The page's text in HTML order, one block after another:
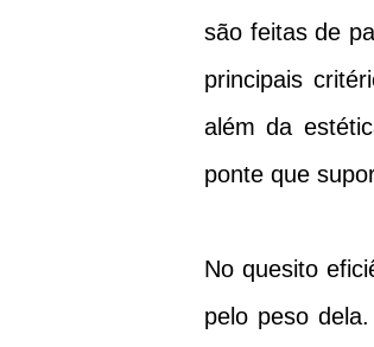
são feitas de
principais
além da
ponte que
No quesito
pelo peso